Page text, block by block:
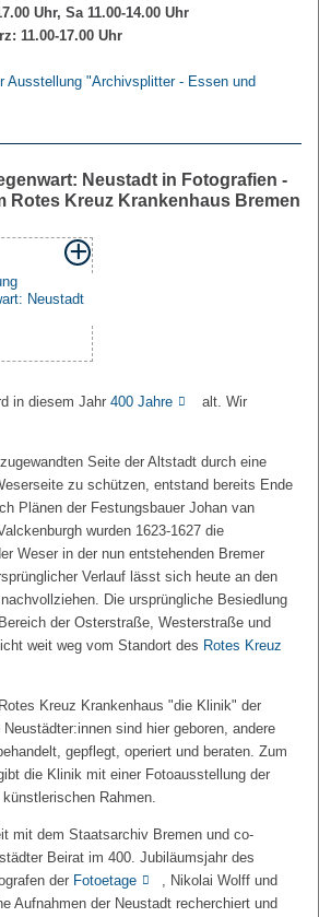
Uhr, Sa 11.00-14.00 Uhr
11.00-17.00 Uhr
Ausstellung "Archivsplitter - Essen und
Neustadt in Fotografien -
Rotes Kreuz Krankenhaus Bremen
in diesem Jahr 400 Jahre
alt. Wir
Seite der Altstadt durch eine
zu schützen, entstand bereits Ende
Plänen der Festungsbauer Johan van
wurden 1623-1627 die
Weser in der nun entstehenden Bremer
Verlauf lässt sich heute an den
Die ursprüngliche Besiedlung
der Osterstraße, Westerstraße und
weit weg vom Standort des Rotes Kreuz
Kreuz Krankenhaus "die Klinik" der
sind hier geboren, andere
gepflegt, operiert und beraten. Zum
die Klinik mit einer Fotoausstellung der
Rahmen.
mit dem Staatsarchiv Bremen und co-
Beirat im 400. Jubiläumsjahr des
der Fotoetage
, Nikolai Wolff und
Aufnahmen der Neustadt recherchiert und